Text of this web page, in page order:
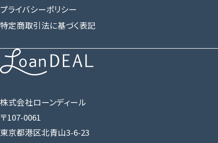
株式会社ローンディール
〒107-0061
東京都港区北青山3-6-23
プライバシーポリシー
特定商取引法に基づく表記